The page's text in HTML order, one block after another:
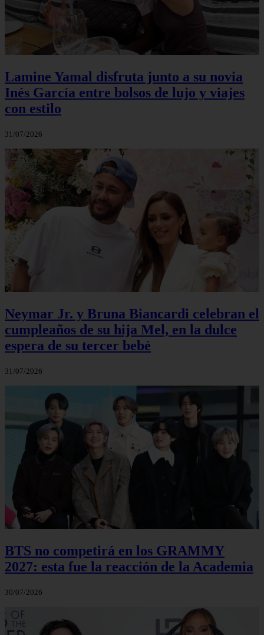
Lamine Yamal disfruta junto a su novia
Inés García entre bolsos de lujo y viajes
con estilo
31/07/2026
Neymar Jr. y Bruna Biancardi celebran el
cumpleaños de su hija Mel, en la dulce
espera de su tercer bebé
31/07/2026
BTS no competirá en los GRAMMY
2027: esta fue la reacción de la Academia
30/07/2026